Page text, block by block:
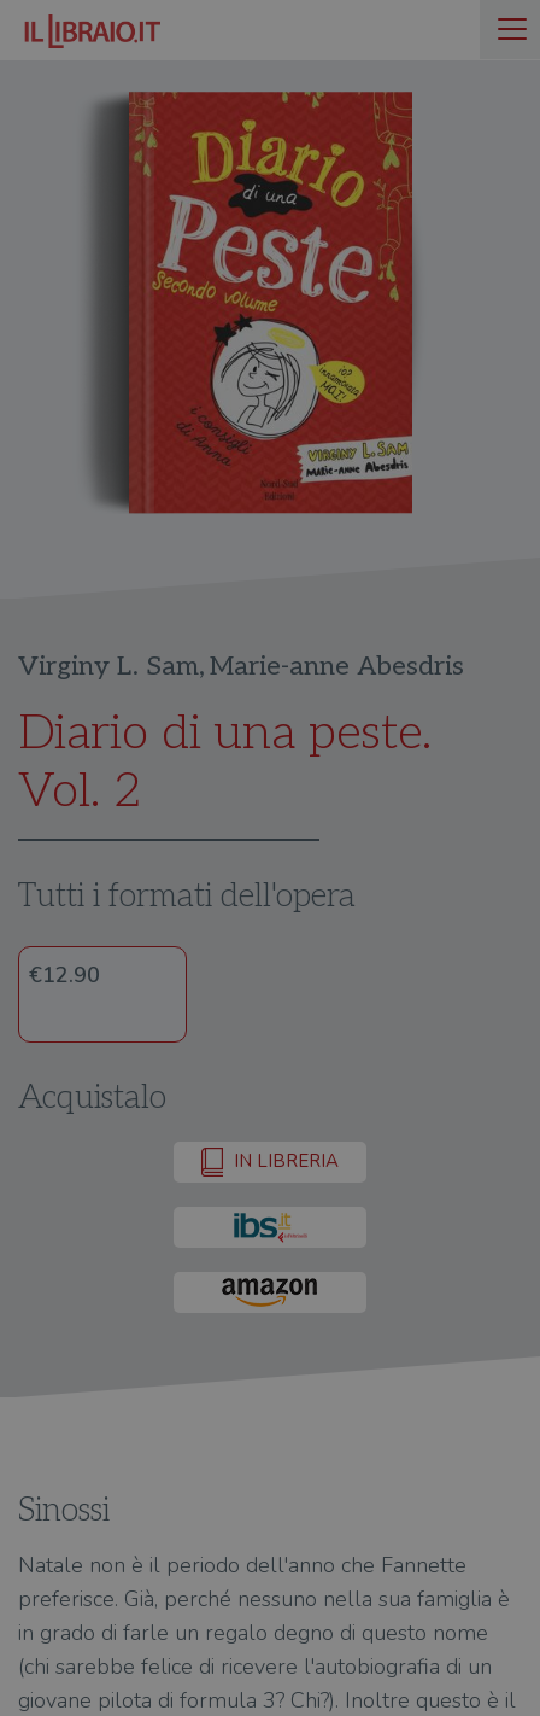
Virginy L. Sam,Marie-anne Abesdris
Diario di una peste.
Vol. 2
Tutti i formati dell'opera
€12.90
Acquistalo
IN LIBRERIA
Sinossi
Natale non è il periodo dell'anno che Fannette
preferisce. Già, perché nessuno nella sua famiglia è
in grado di farle un regalo degno di questo nome
(chi sarebbe felice di ricevere l'autobiografia di un
giovane pilota di formula 3? Chi?). Inoltre questo è il